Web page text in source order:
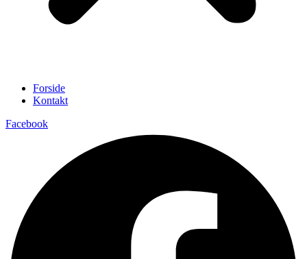
Forside
Kontakt
Facebook